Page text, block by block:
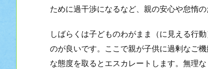
ために過干渉になるなど、親の安心や怠惰
しばらくは子どものわがまま（に見える行
のが良いです。ここで親が子供に過剰なご
な態度を取るとエスカレートします。無理